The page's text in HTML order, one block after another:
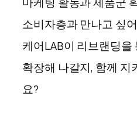
소비자층과 만나고 싶
케어LAB이 리브랜딩
확장해 나갈지, 함께
요?